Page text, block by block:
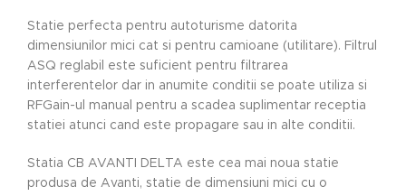
Statie perfecta pentru autoturisme datorita
dimensiunilor mici cat si pentru camioane (utilitare). Filtrul
ASQ reglabil este suficient pentru filtrarea
interferentelor dar in anumite conditii se poate utiliza si
RFGain-ul manual pentru a scadea suplimentar receptia
statiei atunci cand este propagare sau in alte conditii.
Statia CB AVANTI DELTA este cea mai noua statie
produsa de Avanti, statie de dimensiuni mici cu o